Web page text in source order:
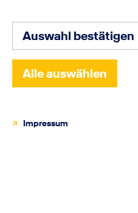
Auswahl bestätigen
Alle auswählen
Impressum